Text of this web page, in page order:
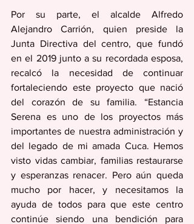
Por su parte, el alcalde Alfredo
Alejandro Carrión, quien preside la
Junta Directiva del centro, que fundó
en el 2019 junto a su recordada esposa,
recalcó la necesidad de continuar
fortaleciendo este proyecto que nació
del corazón de su familia. “Estancia
Serena es uno de los proyectos más
importantes de nuestra administración y
del legado de mi amada Cuca. Hemos
visto vidas cambiar, familias restaurarse
y esperanzas renacer. Pero aún queda
mucho por hacer, y necesitamos la
ayuda de todos para que este centro
continúe siendo una bendición para